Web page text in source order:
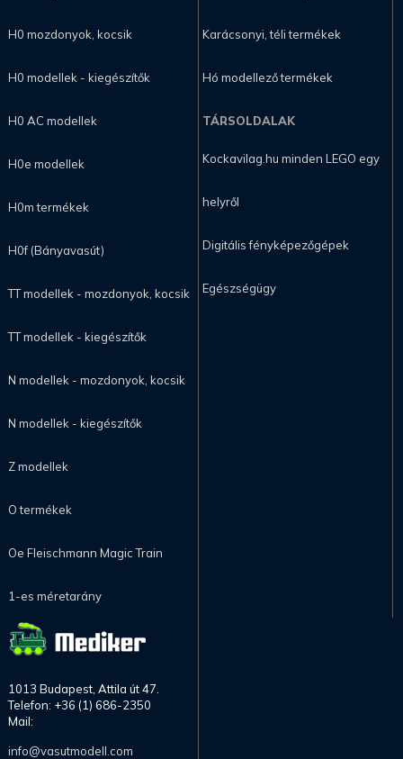
H0 mozdonyok, kocsik
H0 modellek - kiegészítők
H0 AC modellek
H0e modellek
H0m termékek
H0f (Bányavasút)
TT modellek - mozdonyok, kocsik
TT modellek - kiegészítők
N modellek - mozdonyok, kocsik
N modellek - kiegészítők
Z modellek
O termékek
Oe Fleischmann Magic Train
1-es méretarány
Karácsonyi, téli termékek
Hó modellező termékek
TÁRSOLDALAK
Kockavilag.hu minden LEGO egy
helyről
Digitális fényképezőgépek
Egészségügy
1013 Budapest, Attila út 47.
Telefon: +36 (1) 686-2350
Mail:
info@vasutmodell.com